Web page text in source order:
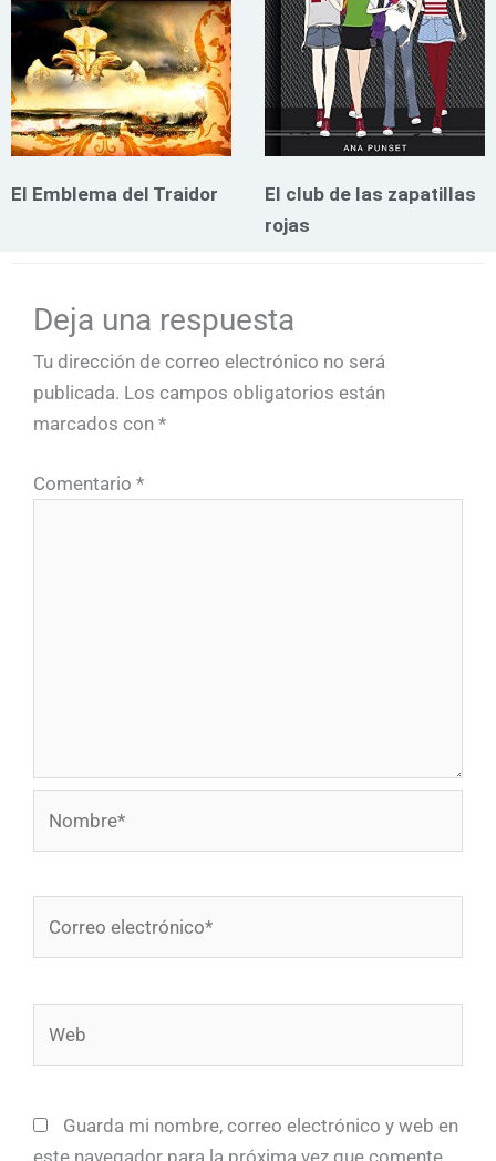
El Emblema del Traidor
El club de las zapatillas
rojas
Deja una respuesta
Tu dirección de correo electrónico no será
publicada. Los campos obligatorios están
marcados con *
Comentario *
Guarda mi nombre, correo electrónico y web en
este navegador para la próxima vez que comente.